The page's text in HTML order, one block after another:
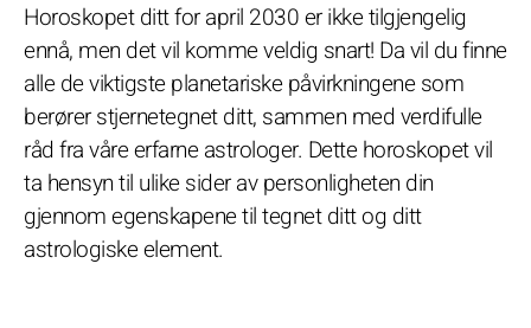
Horoskopet ditt for april 2030 er ikke tilgjengelig
ennå, men det vil komme veldig snart! Da vil du finne
alle de viktigste planetariske påvirkningene som
berører stjernetegnet ditt, sammen med verdifulle
råd fra våre erfarne astrologer. Dette horoskopet vil
ta hensyn til ulike sider av personligheten din
gjennom egenskapene til tegnet ditt og ditt
astrologiske element.